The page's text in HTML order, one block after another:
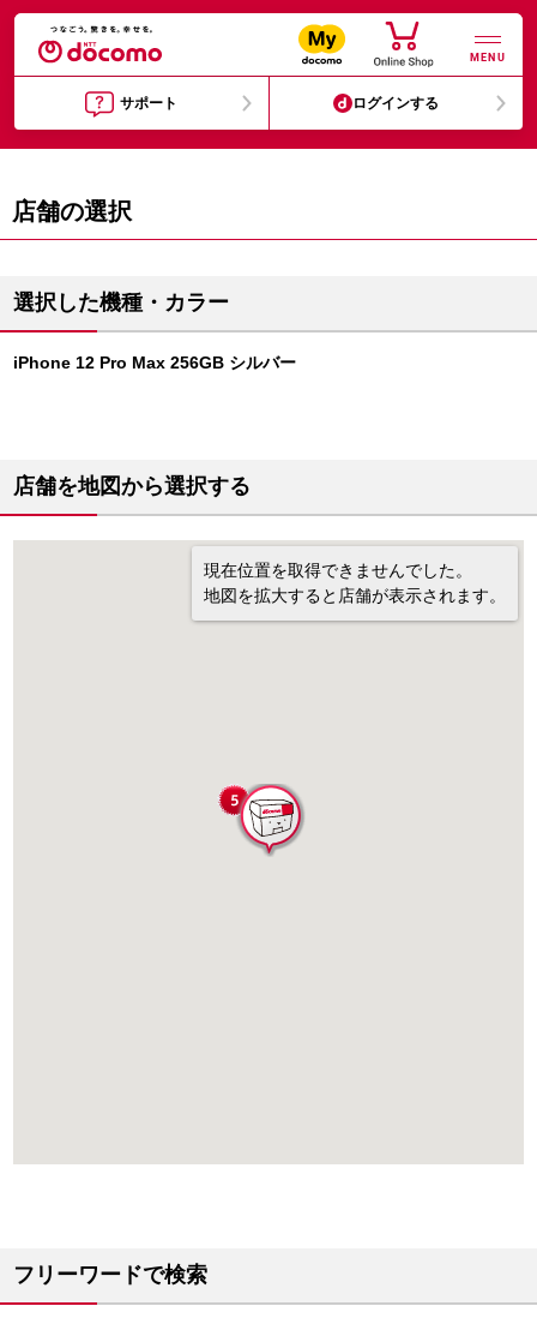
MENU
サポート ログインする
店舗の選択
選択した機種・カラー
iPhone 12 Pro Max 256GB シルバー
店舗を地図から選択する
現在位置を取得できませんでした。
地図を拡大すると店舗が表示されます。
フリーワードで検索